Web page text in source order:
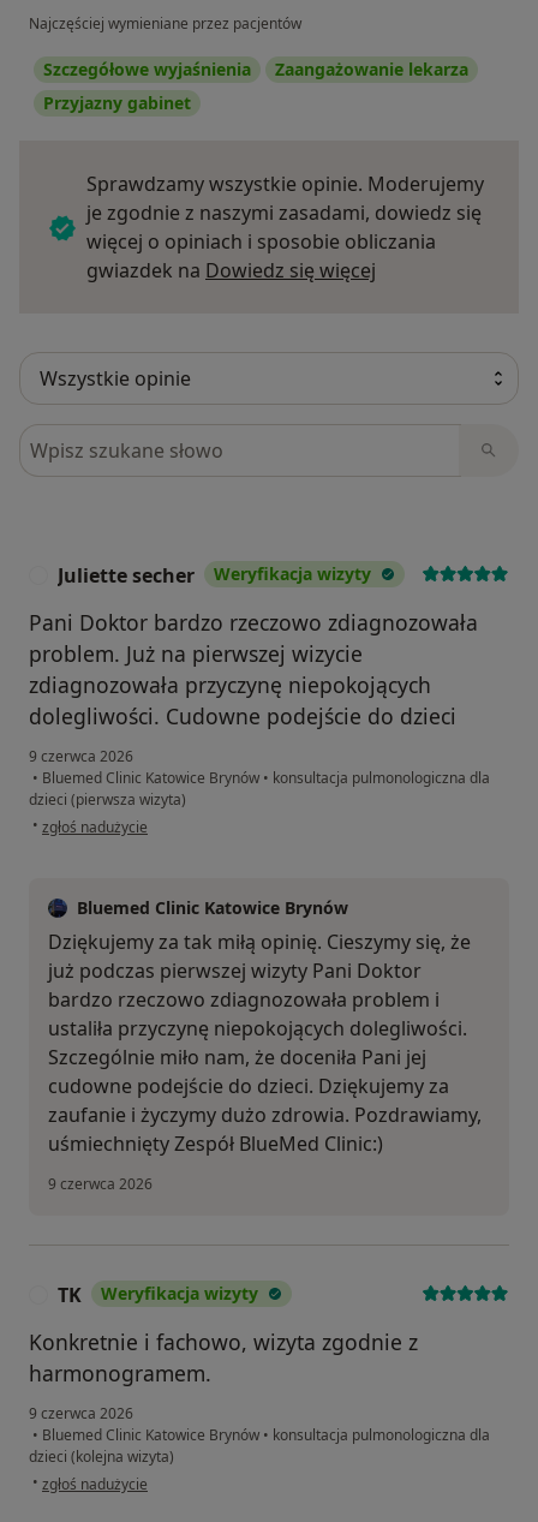
Najczęściej wymieniane przez pacjentów
Szczegółowe wyjaśnienia
Zaangażowanie lekarza
Przyjazny gabinet
Sprawdzamy wszystkie opinie. Moderujemy
je zgodnie z naszymi zasadami, dowiedz się
więcej o opiniach i sposobie obliczania
gwiazdek na Dowiedz się więcej
Szukaj w opiniach
Juliette secher Weryfikacja wizyty
Pani Doktor bardzo rzeczowo zdiagnozowała
problem. Już na pierwszej wizycie
zdiagnozowała przyczynę niepokojących
dolegliwości. Cudowne podejście do dzieci
9 czerwca 2026
• Bluemed Clinic Katowice Brynów • konsultacja pulmonologiczna dla
dzieci (pierwsza wizyta)
• w opinii użytkownika Juliette secher
zgłoś nadużycie
Bluemed Clinic Katowice Brynów
Dziękujemy za tak miłą opinię. Cieszymy się, że
już podczas pierwszej wizyty Pani Doktor
bardzo rzeczowo zdiagnozowała problem i
ustaliła przyczynę niepokojących dolegliwości.
Szczególnie miło nam, że doceniła Pani jej
cudowne podejście do dzieci. Dziękujemy za
zaufanie i życzymy dużo zdrowia. Pozdrawiamy,
uśmiechnięty Zespół BlueMed Clinic:)
9 czerwca 2026
TK Weryfikacja wizyty
Konkretnie i fachowo, wizyta zgodnie z
harmonogramem.
9 czerwca 2026
• Bluemed Clinic Katowice Brynów • konsultacja pulmonologiczna dla
dzieci (kolejna wizyta)
• w opinii użytkownika TK
zgłoś nadużycie